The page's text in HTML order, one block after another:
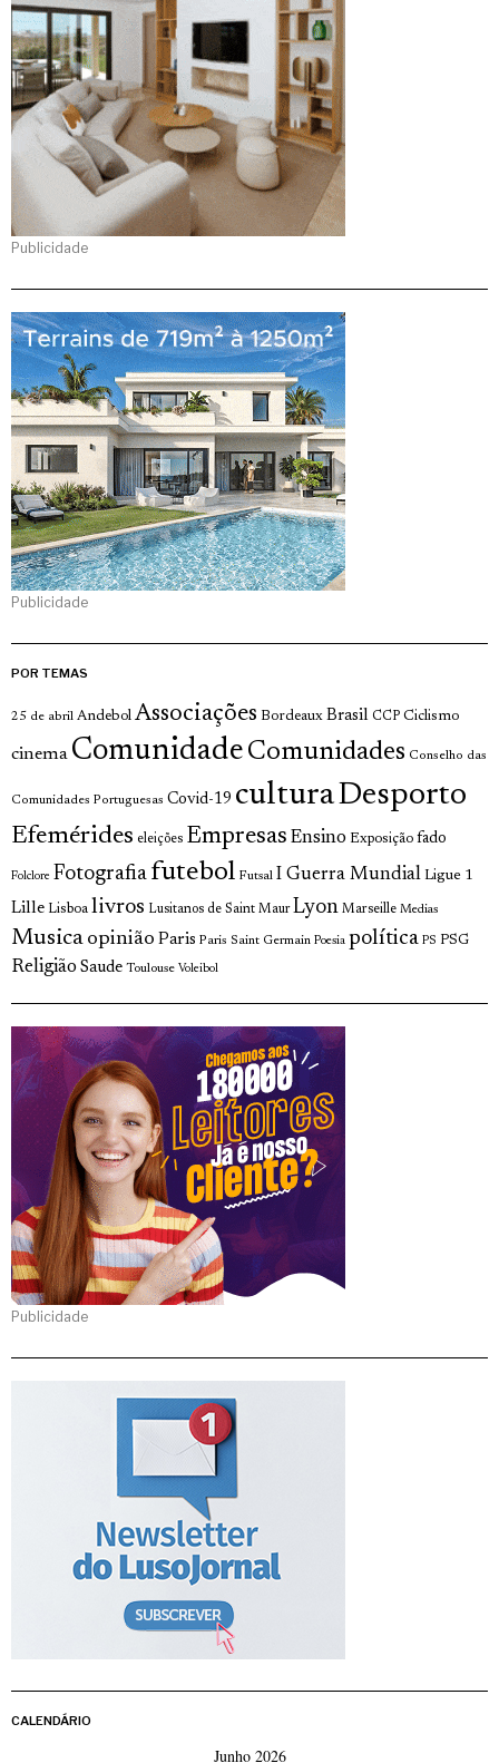
Publicidade
Publicidade
POR TEMAS
25 de abril Andebol Associações Bordeaux Brasil CCP Ciclismo
cinema Comunidade Comunidades Conselho das
Comunidades Portuguesas Covid-19 culturaDesporto
Efemérides eleições Empresas Ensino Exposição fado
Folclore Fotografia futebol Futsal I Guerra Mundial Ligue 1
Lille Lisboa livros Lusitanos de Saint Maur Lyon Marseille Medias
Musica opinião Paris Paris Saint Germain Poesia política PS PSG
Religião Saude Toulouse Voleibol
Publicidade
CALENDÁRIO
Junho 2026